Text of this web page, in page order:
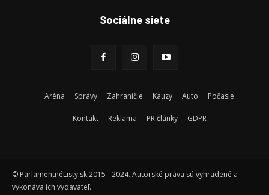
Sociálne siete
Aréna Správy Zahraničie Kauzy Auto Počasie
Kontakt Reklama PR články GDPR
© ParlamentnéListy.sk 2015 - 2024. Autorské práva sú vyhradené a
vykonáva ich vydavateľ.